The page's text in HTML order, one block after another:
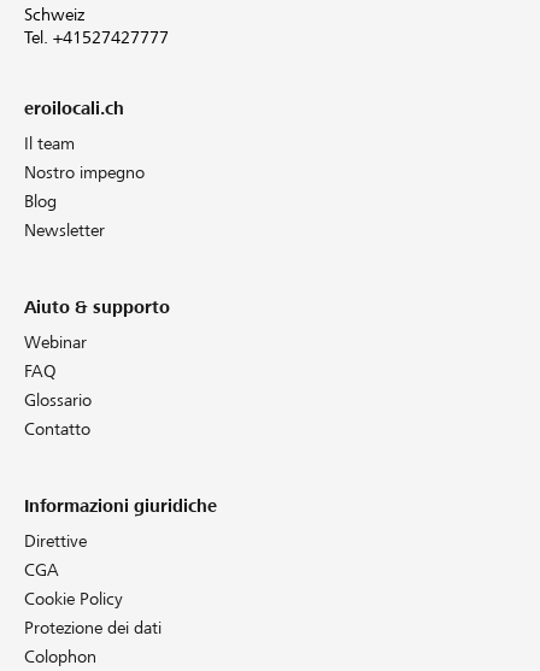
Schweiz
Tel. +41527427777
eroilocali.ch
Il team
Nostro impegno
Blog
Newsletter
Aiuto & supporto
Webinar
FAQ
Glossario
Contatto
Informazioni giuridiche
Direttive
CGA
Cookie Policy
Protezione dei dati
Colophon